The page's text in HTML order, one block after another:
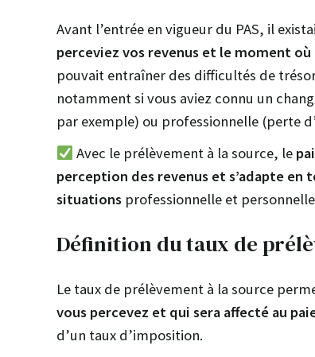
Avant l’entrée en vigueur du PAS, il
perceviez vos revenus et le moment
pouvait entraîner des difficultés de
notamment si vous aviez connu un
par exemple) ou professionnelle (perte
Avec le prélèvement à la source, le
perception des revenus et s’adapte en
situations professionnelle et
Définition du taux de
Le taux de prélèvement à la source
vous percevez et qui sera affecté au
d’un taux d’imposition.